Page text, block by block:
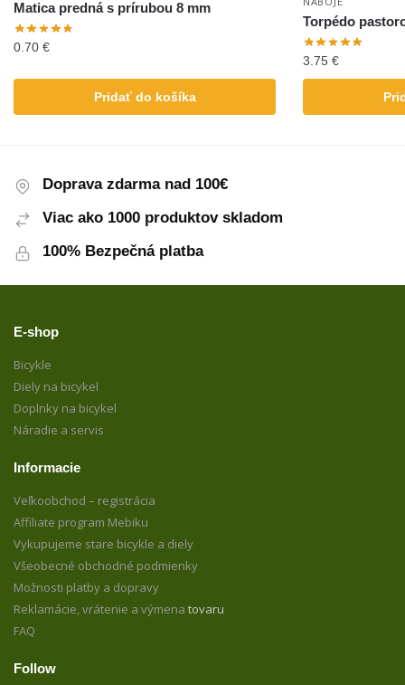
Matica predná s prírubou 8 mm
0.70 €
Pridať do košíka
Torpédo
3.75 €
Doprava zdarma nad 100€
Viac ako 1000 produktov skladom
100% Bezpečná platba
E-shop
Bicykle
Diely na bicykel
Doplnky na bicykel
Náradie a servis
Informacie
Veľkoobchod – registrácia
Affiliate program Mebiku
Vykupujeme stare bicykle a diely
Všeobecné obchodné podmienky
Možnosti platby a dopravy
Reklamácie, vrátenie a výmena tovaru
FAQ
Follow